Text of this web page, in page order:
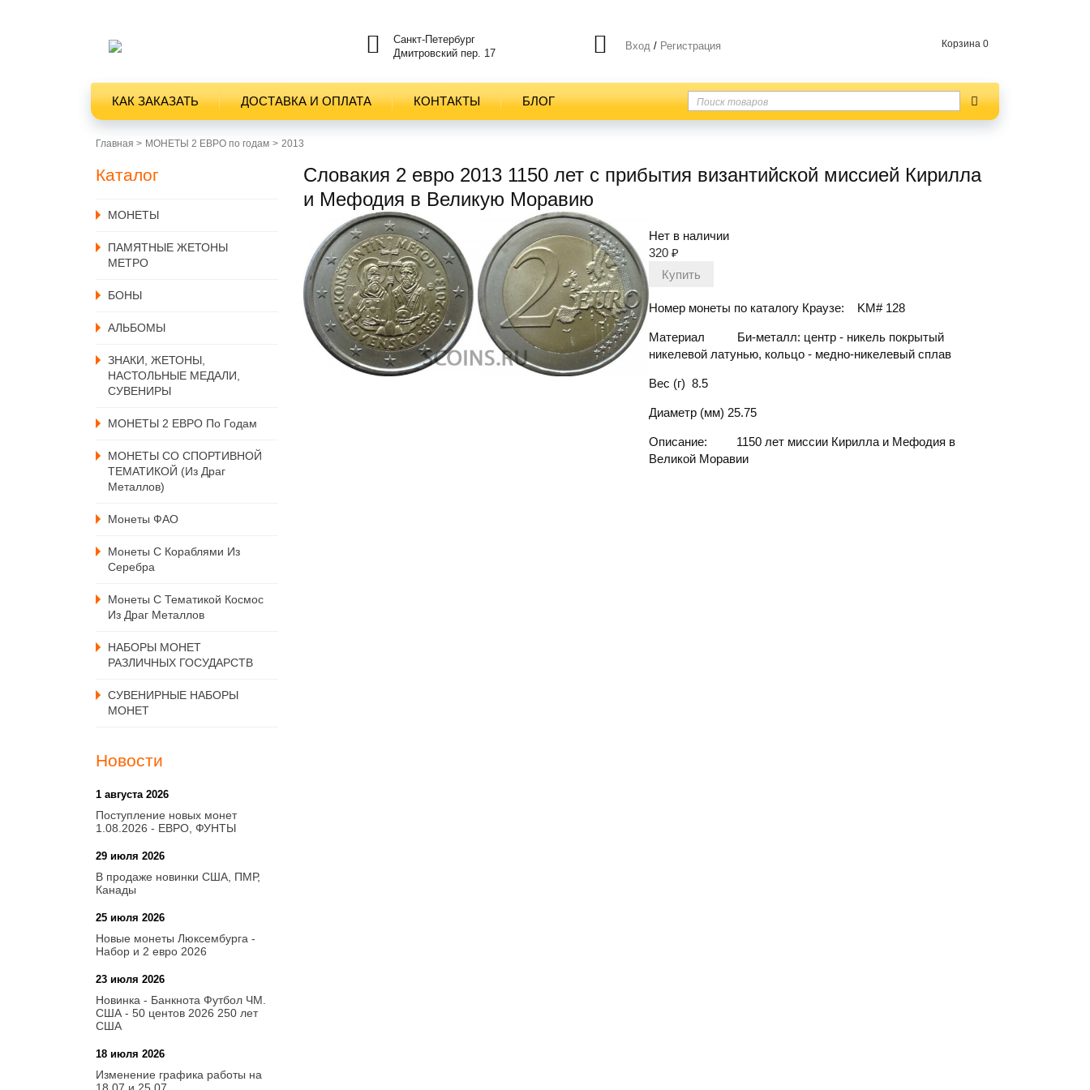
Санкт-Петербург
Дмитровский пер. 17
Вход/Регистрация Корзина 0
КАК ЗАКАЗАТЬ ДОСТАВКА И ОПЛАТА КОНТАКТЫ БЛОГ
Главная > МОНЕТЫ 2 ЕВРО по годам 2013
Каталог
MОНЕТЫ
ПАМЯТНЫЕ ЖЕТОНЫ
МЕТРО
БОНЫ
АЛЬБОМЫ
ЗНАКИ, ЖЕТОНЫ,
НАСТОЛЬНЫЕ МЕДАЛИ,
СУВЕНИРЫ
МОНЕТЫ 2 ЕВРО По Годам
МОНЕТЫ СО СПОРТИВНОЙ
ТЕМАТИКОЙ (из Драг
Металлов)
Монеты ФАО
Монеты С Кораблями Из
Серебра
Монеты С Тематикой Космос
Из Драг Металлов
НАБОРЫ МОНЕТ
РАЗЛИЧНЫХ ГОСУДАРСТВ
СУВЕНИРНЫЕ НАБОРЫ
МОНЕТ
Новости
1 августа 2026
Поступление новых монет
1.08.2026 - ЕВРО, ФУНТЫ
29 июля 2026
В продаже новинки США, ПМР,
Канады
25 июля 2026
Новые монеты Люксембурга -
Набор и 2 евро 2026
23 июля 2026
Новинка - Банкнота Футбол ЧМ.
США - 50 центов 2026 250 лет
США
18 июля 2026
Изменение графика работы на
Словакия 2 евро 2013 1150 лет с прибытия византийской миссией Кирилла
и Мефодия в Великую Моравию
Нет в наличии
320 ₽
Номер монеты по каталогу Краузе: KM# 128
Материал
Би-металл: центр - никель покрытый
никелевой латунью, кольцо - медно-никелевый сплав
Вес (г) 8.5
Диаметр (мм) 25.75
Описание:
1150 лет миссии Кирилла и Мефодия в
Великой Моравии